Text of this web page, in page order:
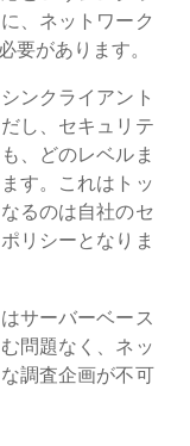
、ネットワーク
要があります。
ンクライアント
し、セキュリテ
、どのレベルま
す。これはトッ
るのは自社のセ
リシーとなりま
サーバーベース
問題なく、ネッ
調査企画が不可